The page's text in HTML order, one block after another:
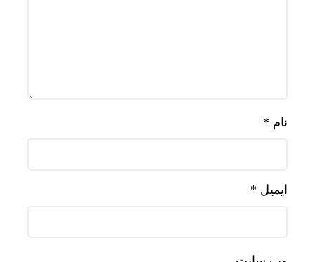
نام *
ایمیل *